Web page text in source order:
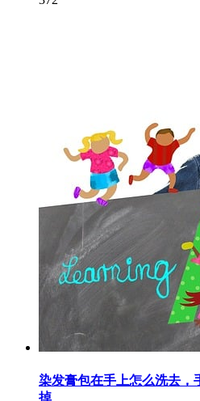
染发膏包在手上怎么洗去，
掉